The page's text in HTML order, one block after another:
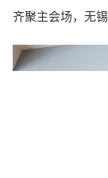
齐聚主会场，无